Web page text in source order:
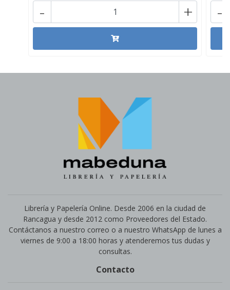
+
- -
Librería y Papelería Online. Desde 2006 en la ciudad de
Rancagua y desde 2012 como Proveedores del Estado.
Contáctanos a nuestro correo o a nuestro WhatsApp de lunes a
viernes de 9:00 a 18:00 horas y atenderemos tus dudas y
consultas.
Contacto